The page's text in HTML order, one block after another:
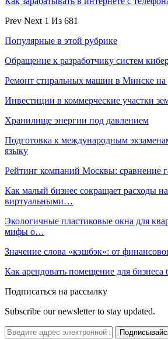
Prev Next 1 Из 681
Популярные в этой рубрике
Обращение к разработчику систем
Ремонт стиральных машин в Минске на
Инвестиции в коммерческие участки
Хранилище энергии под давлением
Подготовка к международным
языку
Рейтинг компаний Москвы: сравнение
Как малый бизнес сокращает расходы на
виртуальными…
Экологичные пластиковые окна для
мифы о…
Значение слова «кэшбэк»: от
Как арендовать помещение для бизнеса
Подписаться на рассылку
Subscribe our newsletter to stay updated.